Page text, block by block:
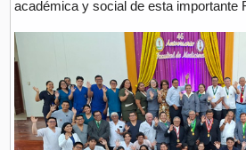
académica y social de esta importante